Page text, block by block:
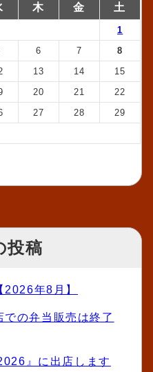
木 金 土
1
6 7
8
13 14
15
20 21
22
27 28
29
投稿
年8月】
の弁当販売は終了
』に出店します